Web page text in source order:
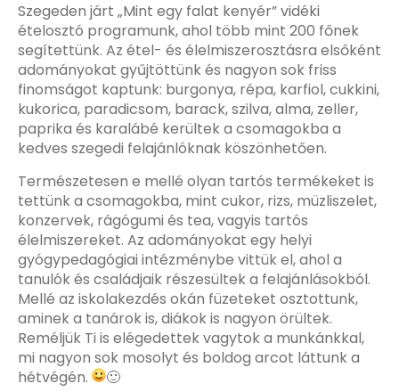
Szegeden járt „Mint egy falat kenyér” vidéki
ételosztó programunk, ahol több mint 200 főnek
segítettünk. Az étel- és élelmiszerosztásra elsőként
adományokat gyűjtöttünk és nagyon sok friss
finomságot kaptunk: burgonya, répa, karfiol, cukkini,
kukorica, paradicsom, barack, szilva, alma, zeller,
paprika és karalábé kerültek a csomagokba a
kedves szegedi felajánlóknak köszönhetően.
Természetesen e mellé olyan tartós termékeket is
tettünk a csomagokba, mint cukor, rizs, müzliszelet,
konzervek, rágógumi és tea, vagyis tartós
élelmiszereket. Az adományokat egy helyi
gyógypedagógiai intézménybe vittük el, ahol a
tanulók és családjaik részesültek a felajánlásokból.
Mellé az iskolakezdés okán füzeteket osztottunk,
aminek a tanárok is, diákok is nagyon örültek.
Reméljük Ti is elégedettek vagytok a munkánkkal,
mi nagyon sok mosolyt és boldog arcot láttunk a
hétvégén.
🙂